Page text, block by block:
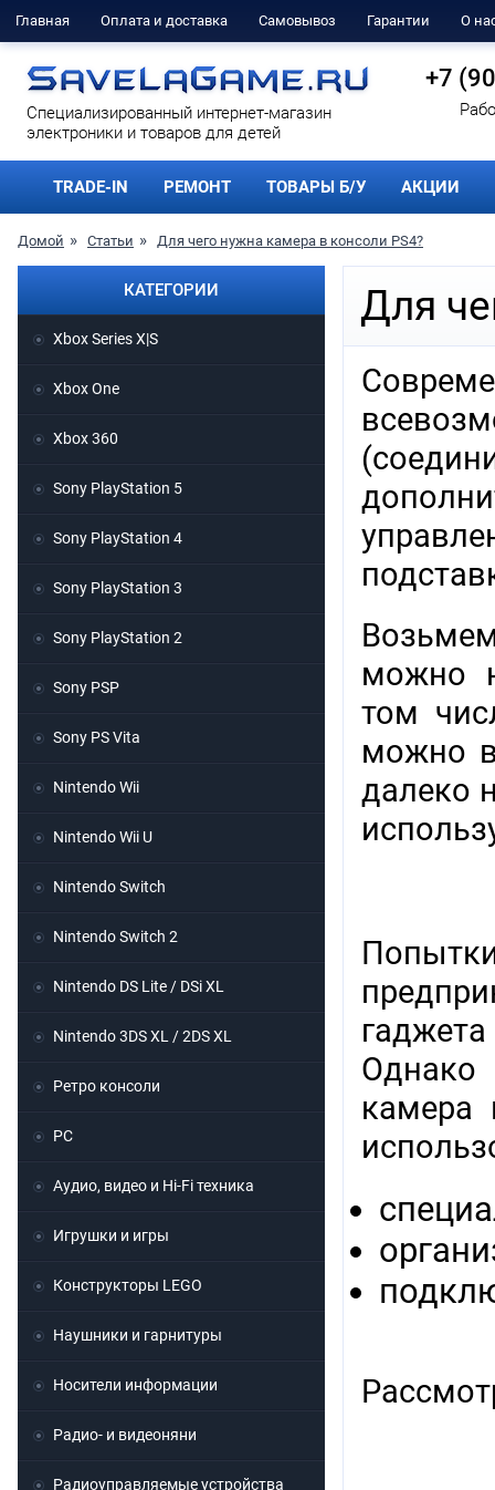
Главная Оплата и доставка Самовывоз Гарантии О
Cпециализированный интернет-магазин
электроники и товаров для детей
+7
TRADE-IN РЕМОНТ ТОВАРЫ Б/У АКЦИИ
Домой Статьи Для чего нужна камера в консоли PS4?
Для
можно
том
можно
далеко
Однако
камера
КАТЕГОРИИ
Xbox Series X|S
Xbox One
Xbox 360
Sony PlayStation 5
Sony PlayStation 4
Sony PlayStation 3
Sony PlayStation 2
Sony PSP
Sony PS Vita
Nintendo Wii
Nintendo Wii U
Nintendo Switch
Nintendo Switch 2
Nintendo DS Lite / DSi XL
Nintendo 3DS XL / 2DS XL
Ретро консоли
PC
Аудио, видео и Hi-Fi техника
Игрушки и игры
Конструкторы LEGO
Наушники и гарнитуры
Носители информации
Радио- и видеоняни
Радиоуправляемые устройства